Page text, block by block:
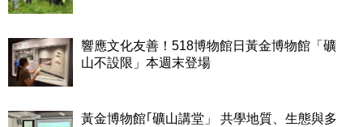
響應文化友善！518博物館日黃金博物館「礦
山不設限」本週末登場
黃金博物館｢礦山講堂」 共學地質、生態與多